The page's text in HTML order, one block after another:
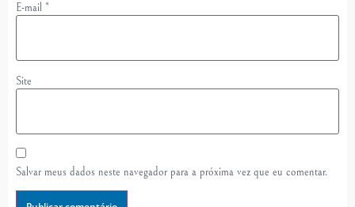
E-mail *
Site
Salvar meus dados neste navegador para a próxima vez que eu comentar.